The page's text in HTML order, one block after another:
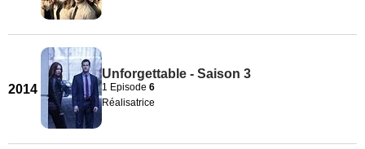
2014
Unforgettable - Saison 3
1 Episode 6
Réalisatrice